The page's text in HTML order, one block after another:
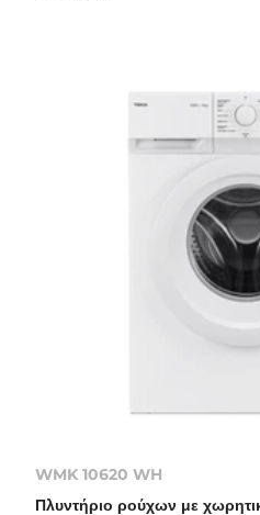
WMK 10620 WH
Πλυντήριο ρούχων με